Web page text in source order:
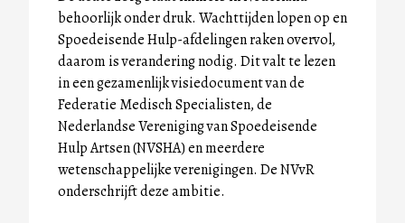
behoorlijk onder druk. Wachttijden lopen op en
Spoedeisende Hulp-afdelingen raken overvol,
daarom is verandering nodig. Dit valt te lezen
in een gezamenlijk visiedocument van de
Federatie Medisch Specialisten, de
Nederlandse Vereniging van Spoedeisende
Hulp Artsen (NVSHA) en meerdere
wetenschappelijke verenigingen. De NVvR
onderschrijft deze ambitie.